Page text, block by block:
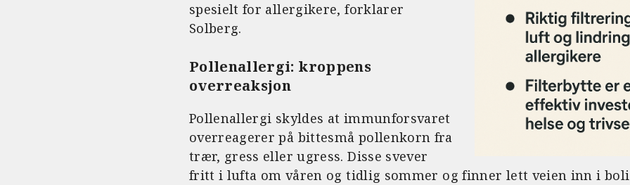
spesielt for allergikere, forklarer
Solberg.
Pollenallergi: kroppens
overreaksjon
Pollenallergi skyldes at immunforsvaret
overreagerer på bittesmå pollenkorn fra
trær, gress eller ugress. Disse svever
fritt i lufta om våren og tidlig sommer og finner lett veien inn i